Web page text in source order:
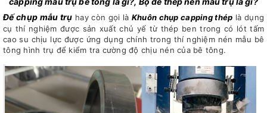
Đế chụp mẫu trụ hay còn gọi là Khuôn chụp capping thép là dụng
cụ thí nghiệm được sản xuất chủ yế từ thép ben trong có lót tấm
cao su chịu lực được ứng dụng chính trong thí nghiệm nén mẫu bê
tông hình trụ để kiểm tra cường độ chịu nén của bê tông.